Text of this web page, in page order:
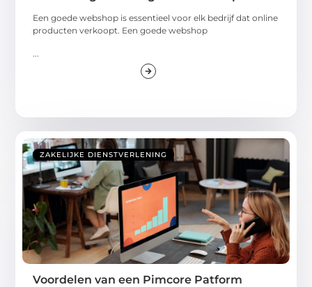
Een goede webshop is essentieel voor elk bedrijf dat online
producten verkoopt. Een goede webshop
ZAKELIJKE DIENSTVERLENING
Voordelen van een Pimcore Patform